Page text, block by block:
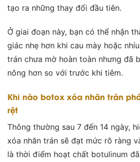
tạo ra những thay đổi đầu tiên.
Ở giai đoạn này, bạn có thể nhận
giác nhẹ hơn khi cau mày hoặc
trán chưa mờ hoàn toàn nhưng đã
nông hơn so với trước khi tiêm.
Khi nào botox xóa nhăn trán
rệt
Thông thường sau 7 đến 14 ngày,
xóa nhăn trán sẽ đạt mức rõ ràng
là thời điểm hoạt chất botulinum